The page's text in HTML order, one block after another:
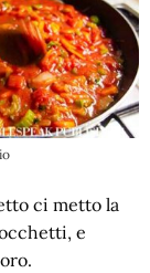
ci metto la
e